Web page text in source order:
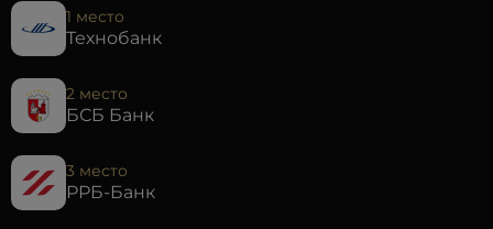
1 место
Технобанк
2 место
БСБ Банк
3 место
РРБ-Банк